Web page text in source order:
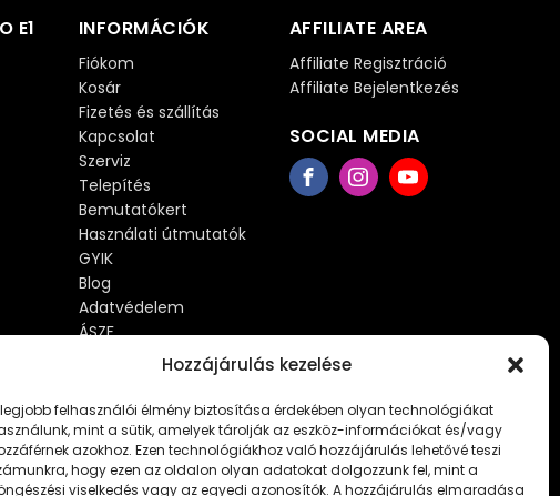
Hozzájárulás kezelése
felhasználói élmény biztosítása érdekében olyan technológiákat
mint a sütik, amelyek tárolják az eszköz-információkat és/vagy
azokhoz. Ezen technológiákhoz való hozzájárulás lehetővé teszi
hogy ezen az oldalon olyan adatokat dolgozzunk fel, mint a
viselkedés vagy az egyedi azonosítók. A hozzájárulás elmaradása
E1 INFORMÁCIÓK
Fiókom
Kosár
Fizetés és szállítás
Kapcsolat
Szerviz
Telepítés
Bemutatókert
Használati útmutatók
GYIK
Blog
Adatvédelem
ÁSZF
AFFILIATE AREA
Affiliate Regisztráció
Affiliate Bejelentkezés
SOCIAL MEDIA